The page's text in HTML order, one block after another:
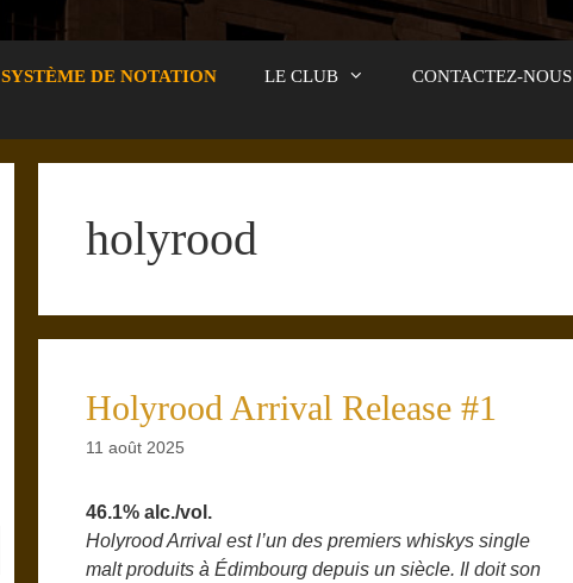
SYSTÈME DE NOTATION LE CLUB CONTACTEZ-NOUS
holyrood
Holyrood Arrival Release #1
11 août 2025
46.1% alc./vol.
Holyrood Arrival est l’un des premiers whiskys single
malt produits à Édimbourg depuis un siècle. Il doit son